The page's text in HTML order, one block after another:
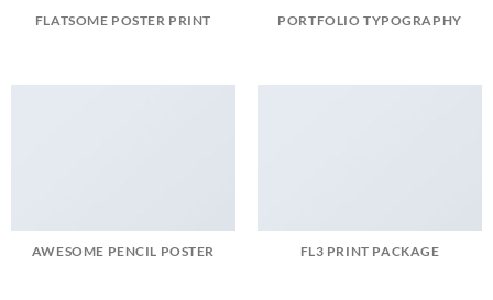
FLATSOME POSTER PRINT PORTFOLIO TYPOGRAPHY
AWESOME PENCIL POSTER FL3 PRINT PACKAGE